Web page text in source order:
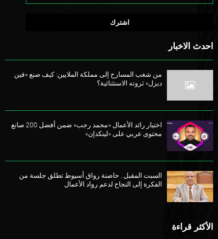
احدث الاخبار
من شغب المسارح إلى مملكة الملايين: كيف صنع «فين
ديزل» ثروته الاستثنائية؟
اختيار رائد الأعمال «محمد رجب» ضمن أفضل 200 صانع
محتوى عربي على «لينكدإن»
السبت المقبل.. حاضنة رواق أسيوط تطلق جلسة من
الفكرة إلى النجاح لدعم رواد الأعمال
الأكثر قراءة